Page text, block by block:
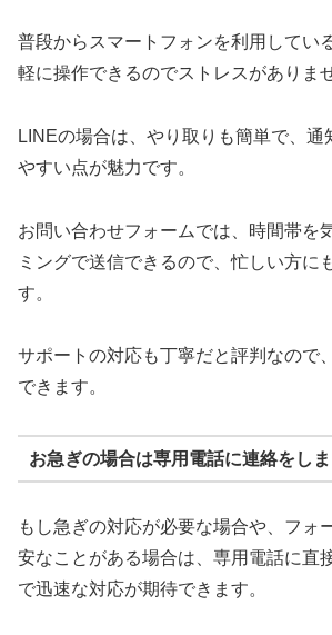
普段からスマートフォンを利用してい
軽に操作できるのでストレスがありま
LINEの場合は、やり取りも簡単で、通
やすい点が魅力です。
お問い合わせフォームでは、時間帯を
ミングで送信できるので、忙しい方に
す。
サポートの対応も丁寧だと評判なので
できます。
お急ぎの場合は専用電話に連絡をし
もし急ぎの対応が必要な場合や、フォ
安なことがある場合は、専用電話に直
で迅速な対応が期待できます。